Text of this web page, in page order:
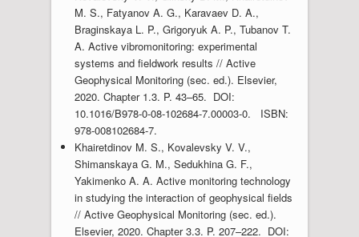
M. S., Fatyanov A. G., Karavaev D. A.,
Braginskaya L. P., Grigoryuk A. P., Tubanov T.
A. Active vibromonitoring: experimental
systems and fieldwork results // Active
Geophysical Monitoring (sec. ed.). Elsevier,
2020. Chapter 1.3. P. 43–65. DOI:
10.1016/B978-0-08-102684-7.00003-0. ISBN:
978-008102684-7.
Khairetdinov M. S., Kovalevsky V. V.,
Shimanskaya G. M., Sedukhina G. F.,
Yakimenko A. A. Active monitoring technology
in studying the interaction of geophysical fields
// Active Geophysical Monitoring (sec. ed.).
Elsevier, 2020. Chapter 3.3. P. 207–222. DOI: